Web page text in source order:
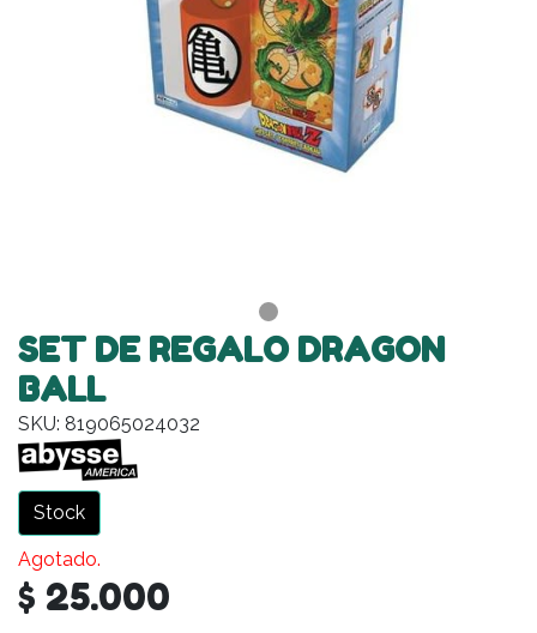
SET DE REGALO DRAGON
BALL
SKU: 819065024032
Stock
Agotado.
$ 25.000